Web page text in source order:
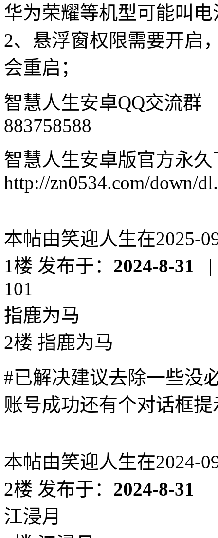
华为荣耀等机型可能叫
2、悬浮窗权限需要开启
会重启；
智慧人生安卓QQ交流群
883758588
智慧人生安卓版官方永
http://zn0534.com/down/
本帖由笑迎人生在2025-
1楼 发布于： 2024-8-31
|
101
指鹿为马
2楼 指鹿为马
#已解决建议去除一些没
账号成功还有个对话框
本帖由笑迎人生在2024-
2楼 发布于： 2024-8-31
江浸月